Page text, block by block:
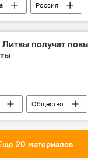
Россия
фоне ситуации на
получат
Общество
пособия
20 материалов